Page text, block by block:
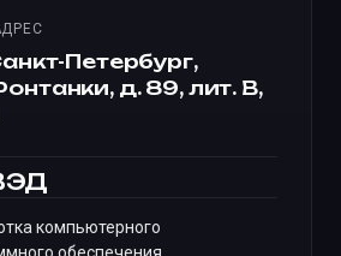
Петербург,
д. 89, лит. В,
компьютерного